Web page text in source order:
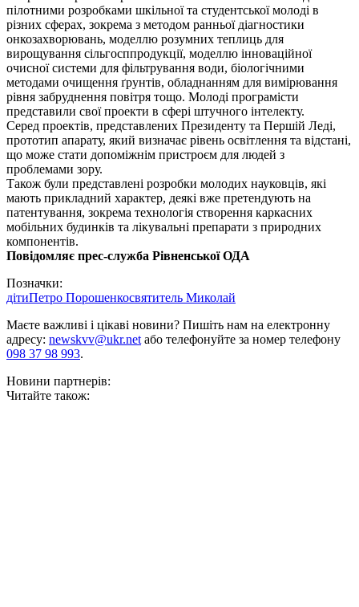
пілотними розробками шкільної та студентської молоді в
різних сферах, зокрема з методом ранньої діагностики
онкозахворювань, моделлю розумних теплиць для
вирощування сільгосппродукції, моделлю інноваційної
очисної системи для фільтрування води, біологічними
методами очищення ґрунтів, обладнанням для вимірювання
рівня забруднення повітря тощо. Молоді програмісти
представили свої проекти в сфері штучного інтелекту.
Серед проектів, представлених Президенту та Першій Леді,
прототип апарату, який визначає рівень освітлення та відстані,
що може стати допоміжнім пристроєм для людей з
проблемами зору.
Також були представлені розробки молодих науковців, які
мають прикладний характер, деякі вже претендують на
патентування, зокрема технологія створення каркасних
мобільних будинків та лікувальні препарати з природних
компонентів.
Повідомляє прес-служба Рівненської ОДА
Позначки:
дітиПетро Порошенкосвятитель Миколай
Маєте важливі і цікаві новини? Пишіть нам на електронну
адресу: newskvv@ukr.netабо телефонуйте за номер телефону
098 37 98 993.
Новини партнерів:
Читайте також: